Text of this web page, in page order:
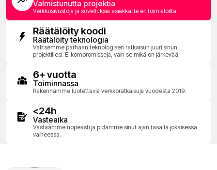
Valmistunutta projektia
Verkkosivustoja ja sovelluksia asiakkaille eri toimialoilta.
Räätälöity koodi
Räätälöity teknologia
Valitsemme parhaan teknologisen ratkaisun juuri sinun
projektillesi. Ei kompromisseja, vain se mikä on järkevää.
6+ vuotta
Toiminnassa
Rakennamme luotettavia verkkoratkaisuja vuodesta 2019.
<24h
Vasteaika
Vastaamme nopeasti ja pidämme sinut ajan tasalla jokaisessa
vaiheessa.